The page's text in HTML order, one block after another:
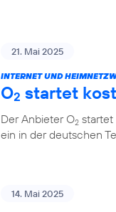
21. Mai 2025
INTERNET UND
O2 startet
Der Anbieter O2 startet
ein in der deutschen
14. Mai 2025